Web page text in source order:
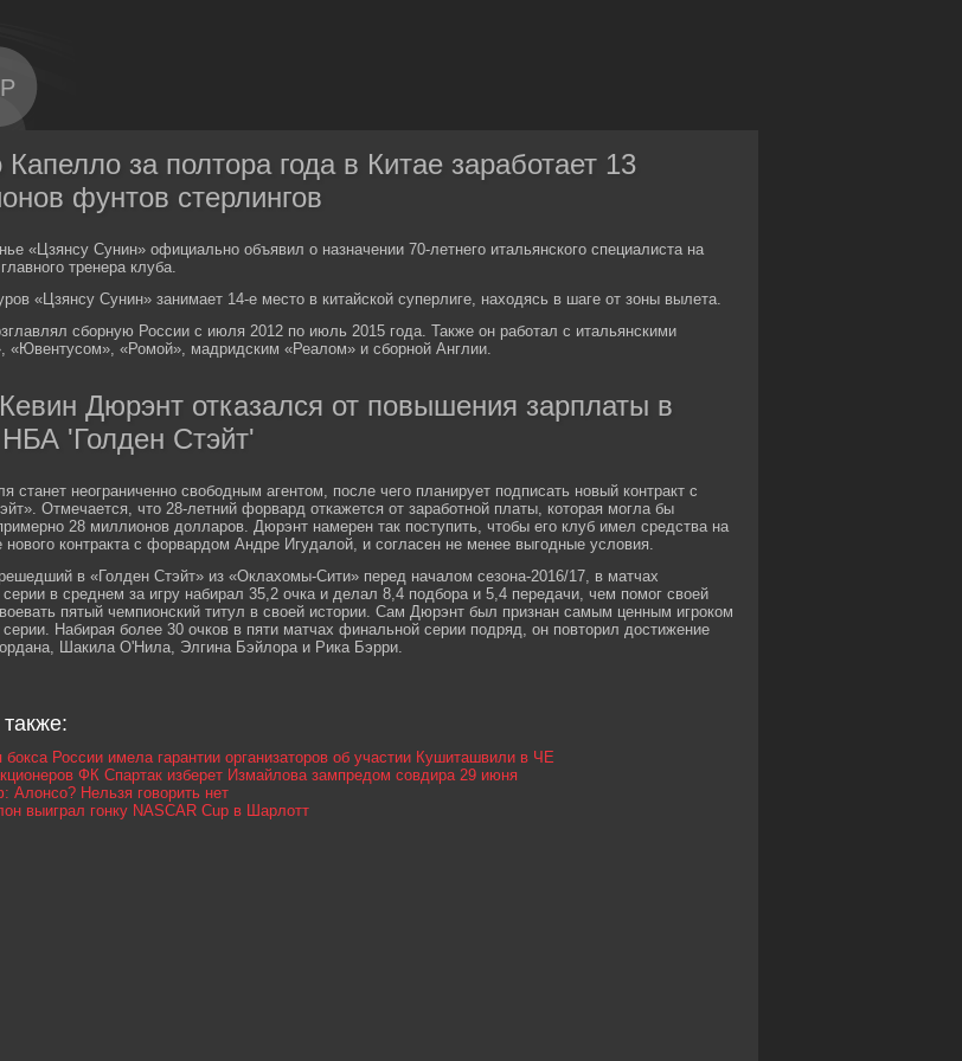
за полтора года в Китае заработает 13
фунтов стерлингов
«Цзянсу Сунин» официально объявил о назначении 70-летнего итальянского специалиста на
тренера клуба.
«Цзянсу Сунин» занимает 14-е место в китайской суперлиге, находясь в шаге от зоны вылета.
сборную России с июля 2012 по июль 2015 года. Также он работал с итальянскими
«Ювентусом», «Ромой», мадридским «Реалом» и сборной Англии.
Дюрэнт отказался от повышения зарплаты в
'Голден Стэйт'
станет неограниченно свободным агентом, после чего планирует подписать новый контракт с
Отмечается, что 28-летний форвард откажется от заработной платы, которая могла бы
28 миллионов долларов. Дюрэнт намерен так поступить, чтобы его клуб имел средства на
нового контракта с форвардом Андре Игудалой, и согласен не менее выгодные условия.
в «Голден Стэйт» из «Оклахомы-Сити» перед началом сезона-2016/17, в матчах
в среднем за игру набирал 35,2 очка и делал 8,4 подбора и 5,4 передачи, чем помог своей
пятый чемпионский титул в своей истории. Сам Дюрэнт был признан самым ценным игроком
Набирая более 30 очков в пяти матчах финальной серии подряд, он повторил достижение
Шакила О'Нила, Элгина Бэйлора и Рика Бэрри.
России имела гарантии организаторов об участии Кушиташвили в ЧЕ
ФК Спартак изберет Измайлова зампредом совдира 29 июня
Алонсо? Нельзя говорить нет
выиграл гонку NASCAR Cup в Шарлотт